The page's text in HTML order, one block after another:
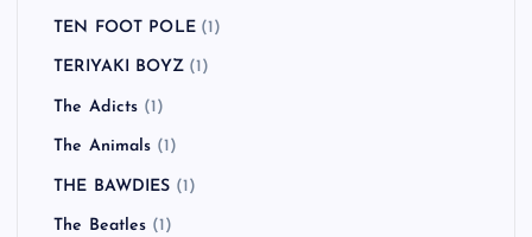
TEN FOOT POLE(1)
TERIYAKI BOYZ(1)
The Adicts (1)
The Animals (1)
THE BAWDIES (1)
The Beatles (1)